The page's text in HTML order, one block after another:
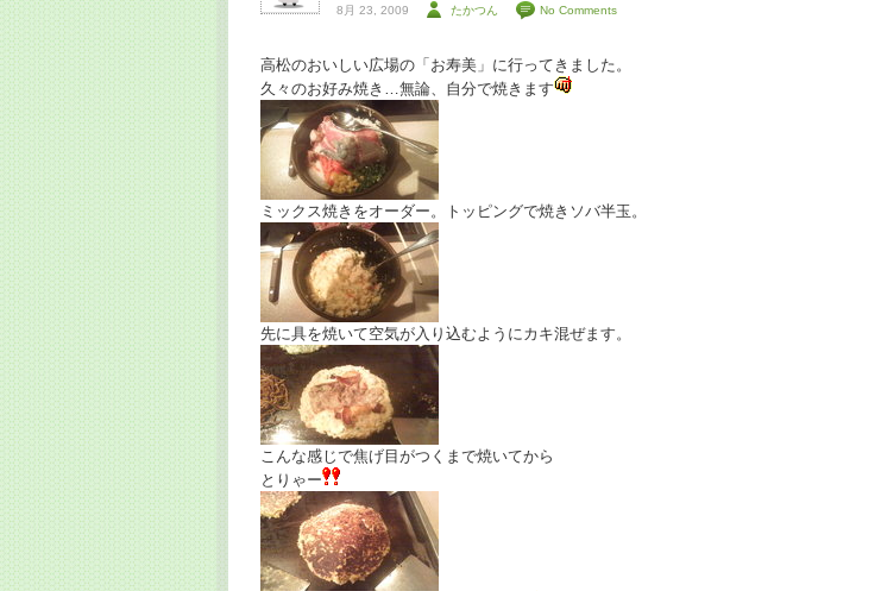
8月 23, 2009 たかつん No Comments
高松のおいしい広場の「お寿美」に行ってきました。
久々のお好み焼き…無論、自分で焼きます
ミックス焼きをオーダー。トッピングで焼きソバ半玉。
先に具を焼いて空気が入り込むようにカキ混ぜます。
こんな感じで焦げ目がつくまで焼いてから
とりゃー